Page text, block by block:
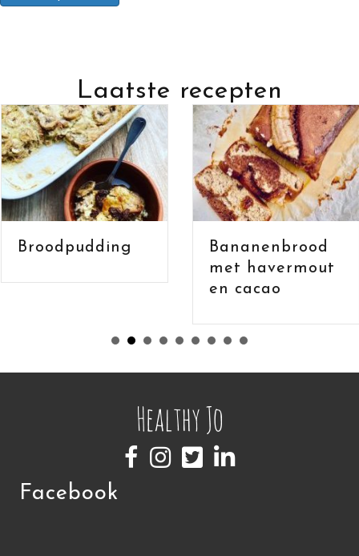
Laatste recepten
Broodpudding
Bananenbrood
met havermout
en cacao
Facebook